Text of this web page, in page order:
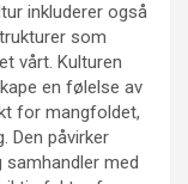
inkluderer også
som
vårt. Kulturen
en følelse av
for mangfoldet,
Den påvirker
med